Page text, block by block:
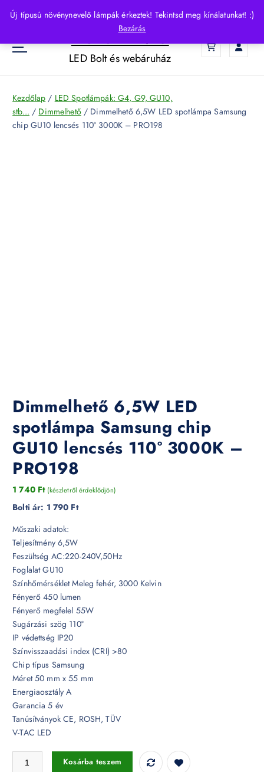
Új típusú növénynevelő lámpák érkeztek! Tekintsd meg kínálatunkat! :)
Bezárás
p
o
HelloLED.hu
LED Bolt és webáruház
Kezdőlap / LED Spotlámpák: G4, G9, GU10,
stb... / Dimmelhető/ Dimmelhető 6,5W LED spotlámpa Samsung
chip GU10 lencsés 110° 3000K – PRO198
Dimmelhető 6,5W LED
spotlámpa Samsung chip
GU10 lencsés 110° 3000K –
PRO198
1 740 Ft (készletről érdeklődjön)
Bolti ár: 1 790 Ft
Műszaki adatok:
Teljesítmény 6,5W
Feszültség AC:220-240V,50Hz
Foglalat GU10
Színhőmérséklet Meleg fehér, 3000 Kelvin
Fényerő 450 lumen
Fényerő megfelel 55W
Sugárzási szög 110°
IP védettség IP20
Színvisszaadási index (CRI) >80
Chip típus Samsung
Méret 50 mm x 55 mm
Energiaosztály A
Garancia 5 év
Tanúsítványok CE, ROSH, TÜV
V-TAC LED
Dimmelhető 6,5W LED spotlámpa Samsung chip GU10 lencsés 110°
Kosárba teszem